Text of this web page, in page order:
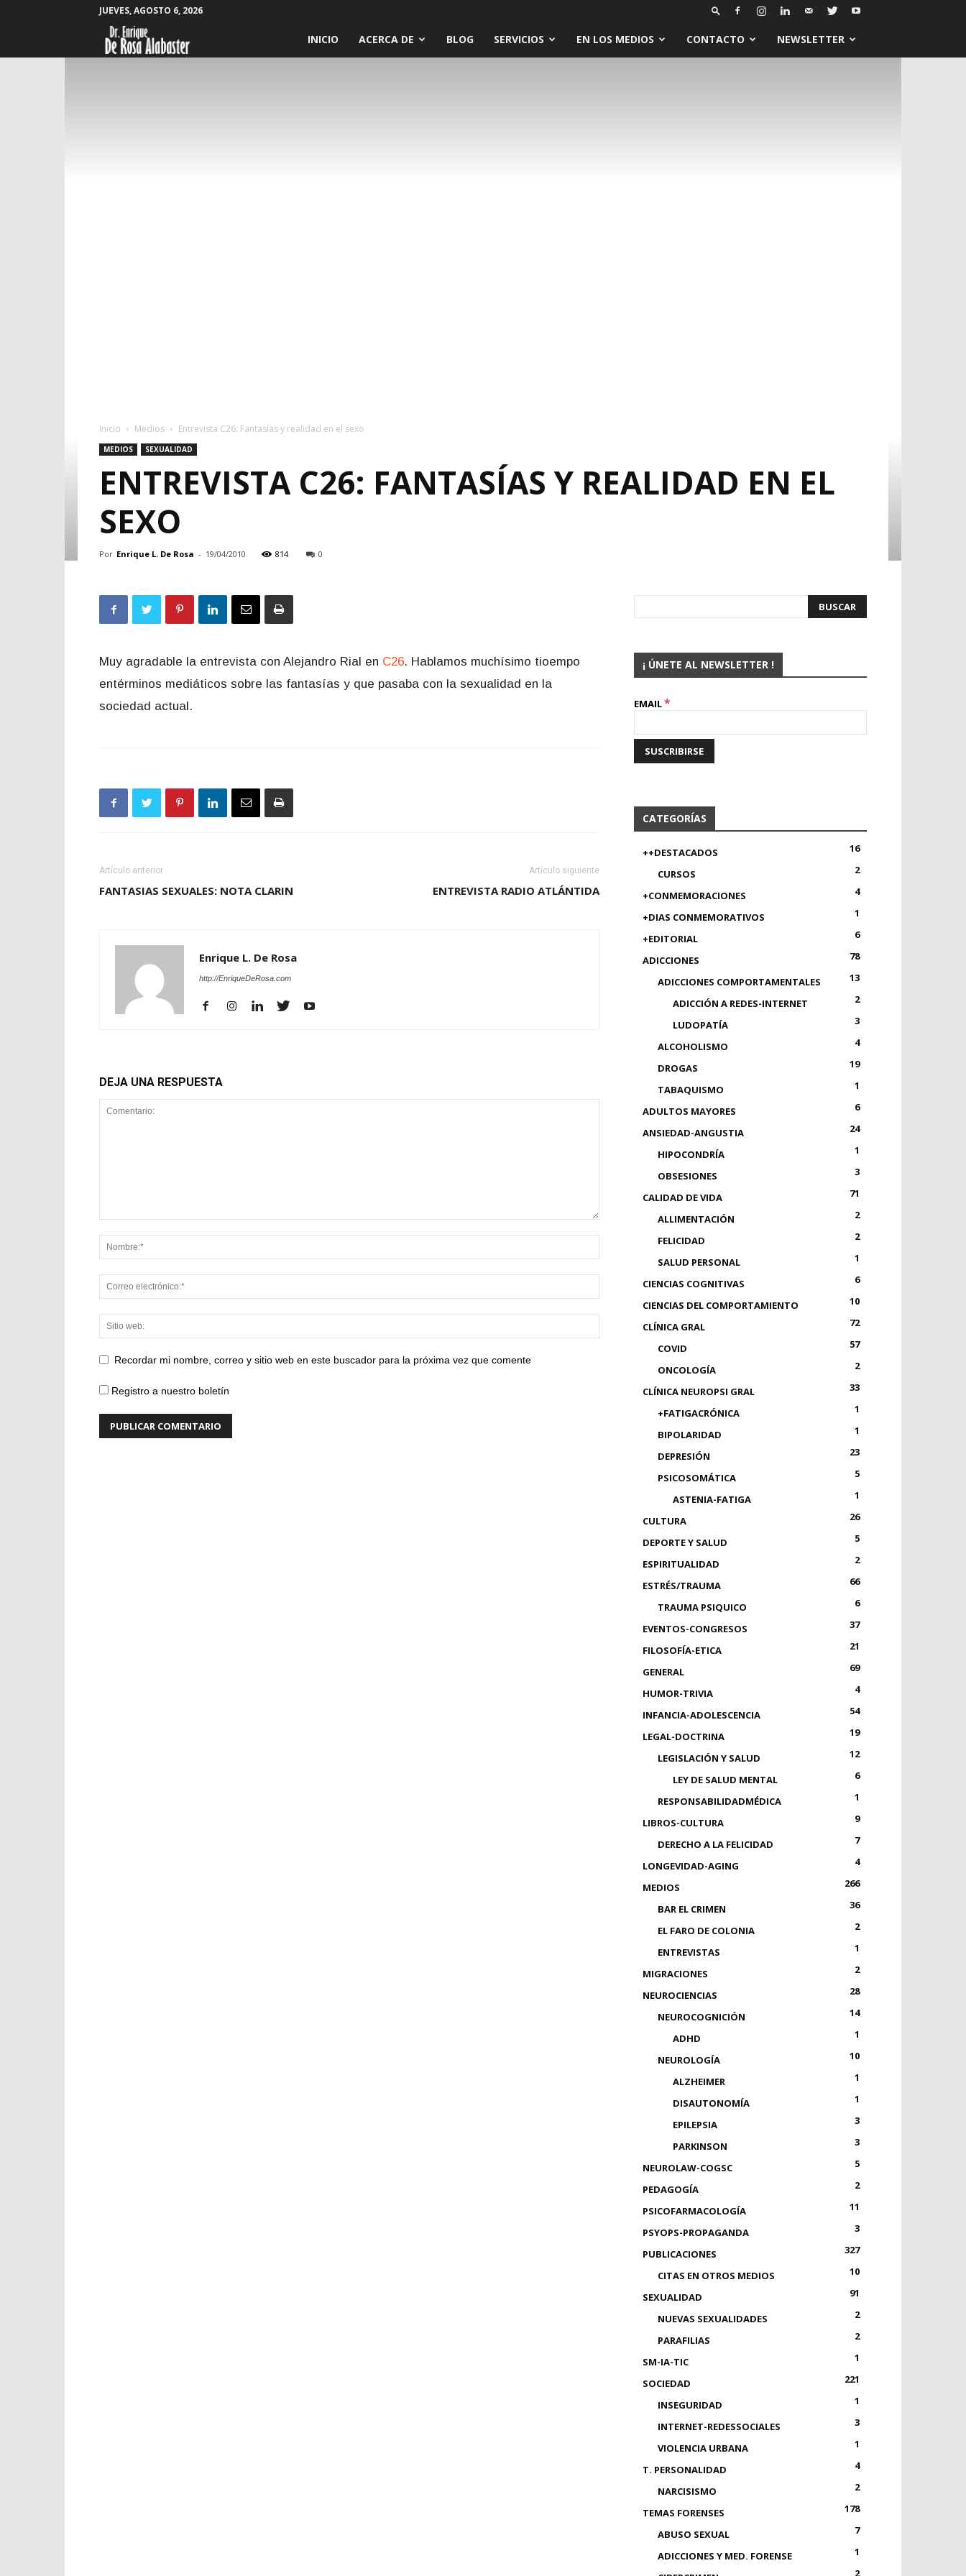
JUEVES, AGOSTO 6, 2026
INICIO ACERCA DE BLOG SERVICIOS EN LOS MEDIOS CONTACTO NEWSLETTER
Inicio Medios Entrevista C26: Fantasías y realidad en el sexo
MEDIOS SEXUALIDAD
ENTREVISTA C26: FANTASÍAS Y REALIDAD EN EL
SEXO
Por Enrique L. De Rosa - 19/04/2010 814 0
Muy agradable la entrevista con Alejandro Rial en C26. Hablamos muchísimo tioempo
entérminos mediáticos sobre las fantasías y que pasaba con la sexualidad en la
sociedad actual.
Artículo anterior
FANTASIAS SEXUALES: NOTA CLARIN
Artículo siguiente
ENTREVISTA RADIO ATLÁNTIDA
Enrique L. De Rosa
http://EnriqueDeRosa.com
DEJA UNA RESPUESTA
Recordar mi nombre, correo y sitio web en este buscador para la próxima vez que comente
Registro a nuestro boletín
¡ ÚNETE AL NEWSLETTER !
EMAIL*
CATEGORÍAS
++DESTACADOS
16
CURSOS
2
+CONMEMORACIONES
4
+DIAS CONMEMORATIVOS
1
+EDITORIAL
6
ADICCIONES
78
ADICCIONES COMPORTAMENTALES
13
ADICCIÓN A REDES-INTERNET
2
LUDOPATÍA
3
ALCOHOLISMO
4
DROGAS
19
TABAQUISMO
1
ADULTOS MAYORES
6
ANSIEDAD-ANGUSTIA
24
HIPOCONDRÍA
1
OBSESIONES
3
CALIDAD DE VIDA
71
ALLIMENTACIÓN
2
FELICIDAD
2
SALUD PERSONAL
1
CIENCIAS COGNITIVAS
6
CIENCIAS DEL COMPORTAMIENTO
10
CLÍNICA GRAL
72
COVID
57
ONCOLOGÍA
2
CLÍNICA NEUROPSI GRAL
33
+FATIGACRÓNICA
1
BIPOLARIDAD
1
DEPRESIÓN
23
PSICOSOMÁTICA
5
ASTENIA-FATIGA
1
CULTURA
26
DEPORTE Y SALUD
5
ESPIRITUALIDAD
2
ESTRÉS/TRAUMA
66
TRAUMA PSIQUICO
6
EVENTOS-CONGRESOS
37
FILOSOFÍA-ETICA
21
GENERAL
69
HUMOR-TRIVIA
4
INFANCIA-ADOLESCENCIA
54
LEGAL-DOCTRINA
19
LEGISLACIÓN Y SALUD
12
LEY DE SALUD MENTAL
6
RESPONSABILIDADMÉDICA
1
LIBROS-CULTURA
9
DERECHO A LA FELICIDAD
7
LONGEVIDAD-AGING
4
MEDIOS
266
BAR EL CRIMEN
36
EL FARO DE COLONIA
2
ENTREVISTAS
1
MIGRACIONES
2
NEUROCIENCIAS
28
NEUROCOGNICIÓN
14
ADHD
1
NEUROLOGÍA
10
ALZHEIMER
1
DISAUTONOMÍA
1
EPILEPSIA
3
PARKINSON
3
NEUROLAW-COGSC
5
PEDAGOGÍA
2
PSICOFARMACOLOGÍA
11
PSYOPS-PROPAGANDA
3
PUBLICACIONES
327
CITAS EN OTROS MEDIOS
10
SEXUALIDAD
91
NUEVAS SEXUALIDADES
2
PARAFILIAS
2
SM-IA-TIC
1
SOCIEDAD
221
INSEGURIDAD
1
INTERNET-REDESSOCIALES
3
VIOLENCIA URBANA
1
T. PERSONALIDAD
4
NARCISISMO
2
TEMAS FORENSES
178
ABUSO SEXUAL
7
ADICCIONES Y MED. FORENSE
1
2